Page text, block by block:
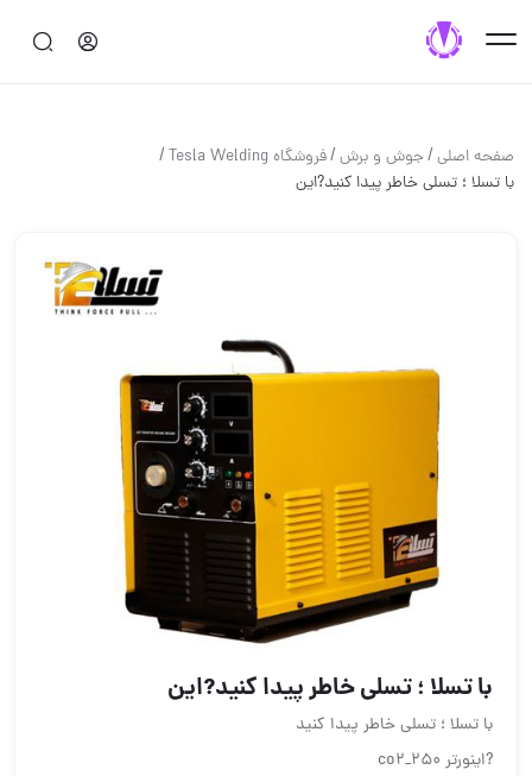
صفحه اصلی/جوش و برش/فروشگاه Tesla Welding /
با تسلا ؛ تسلی خاطر پیدا کنید?این
با تسلا ؛ تسلی خاطر پیدا کنید?این
با تسلا ؛ تسلی خاطر پیدا کنید
?اینورتر co2_250